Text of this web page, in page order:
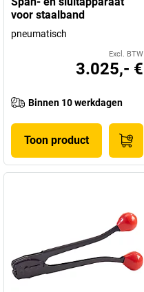
voor staalband
pneumatisch
Excl. BTW
3.025,- €
Binnen 10 werkdagen
Toon product